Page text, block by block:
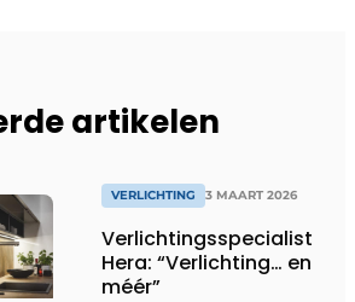
artikelen
VERLICHTING 3 MAART 2026
Verlichtingsspecialist
Hera: “Verlichting… en
méér”